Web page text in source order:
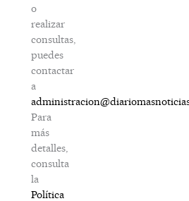
o
realizar
consultas,
puedes
contactar
a
Para
más
detalles,
consulta
la
Política